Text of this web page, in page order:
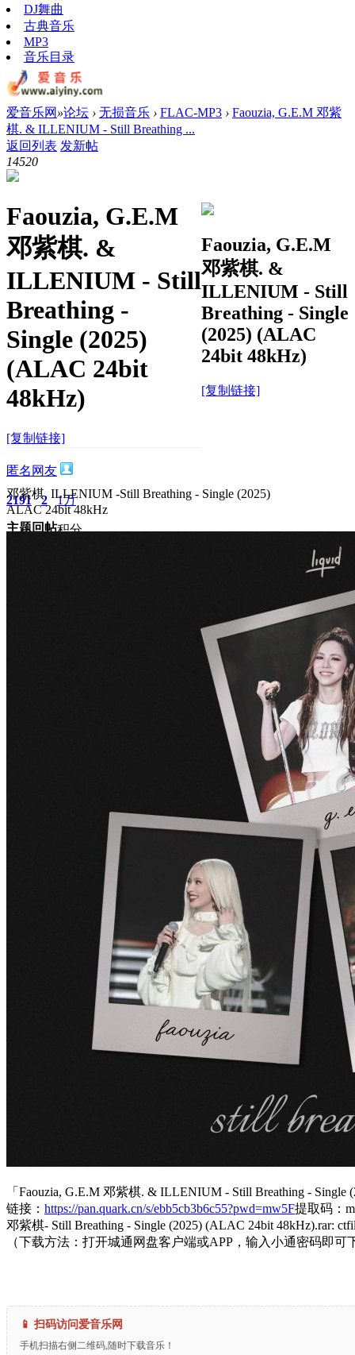
DJ舞曲
古典音乐
MP3
音乐目录
爱音乐网 »论坛 › 无损音乐 › FLAC-MP3 › Faouzia, G.E.M 邓紫
棋. & ILLENIUM - Still Breathing ...
返回列表 发新帖
14520
Faouzia, G.E.M
邓紫棋. &
ILLENIUM - Still
Breathing -
Single (2025)
(ALAC 24bit
48kHz)
[复制链接]
Faouzia, G.E.M
邓紫棋. &
ILLENIUM - Still
Breathing - Single
(2025) (ALAC
24bit 48kHz)
[复制链接]
匿名网友
2191
主题
2
回帖
1万
积分
邓紫棋. ILLENIUM -Still Breathing - Single (2025)
ALAC 24bit 48kHz
「Faouzia, G.E.M 邓紫棋. & ILLENIUM - Still Breathing - Single
链接： https://pan.quark.cn/s/ebb5cb3b6c55?pwd=mw5F提取码：
邓紫棋- Still Breathing - Single (2025) (ALAC 24bit 48kHz).rar:
（下载方法：打开城通网盘客户端或APP，输入小通密码即可
📱 扫码访问爱音乐网
手机扫描右侧二维码,随时下载音乐！